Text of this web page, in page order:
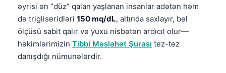
əyrisi ən “düz” qalan yaşlanan insanlar adətən həm
də trigliseridləri 150 mq/dL, altında saxlayır, bel
ölçüsü sabit qalır və yuxu nisbətən ardıcıl olur—
həkimlərimizin Tibbi Məsləhət Şurası tez-tez
danışdığı nümunələrdir.